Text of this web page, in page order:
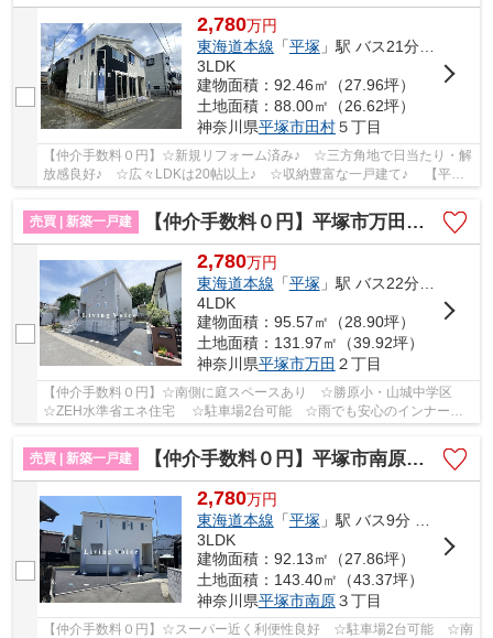
2,780万円
東海道本線 「平塚」駅 バス21分 「バス停」 停歩3分
3LDK
建物面積：92.46㎡（27.96坪）
土地面積：88.00㎡（26.62坪）
神奈川県平塚市田村５丁目
【仲介手数料０円】☆新規リフォーム済み♪ ☆三方角地で日当たり・解
放感良好♪ ☆広々LDKは20帖以上♪ ☆収納豊富な一戸建て♪ 【平塚
売買 | 新築一戸建
【仲介手数料０円】平塚市万田第8 新築一戸建て
2,780万円
東海道本線 「平塚 」駅 バス22分 「上万田（神奈川県）」 停歩5分
4LDK
建物面積：95.57㎡（28.90坪）
土地面積：131.97㎡（39.92坪）
神奈川県平塚市万田 ２丁目
【仲介手数料０円】☆南側に庭スペースあり ☆勝原小・山城中学区
☆ZEH水準省エネ住宅 ☆駐車場2台可能 ☆雨でも安心のインナーバ
売買 | 新築一戸建
【仲介手数料０円】平塚市南原第11 新築一戸建て
2,780万円
東海道本線 「平塚 」駅 バス9分 「南原」 停歩11分
3LDK
建物面積：92.13㎡（27.86坪）
土地面積：143.40㎡（43.37坪）
神奈川県平塚市南原３丁目
【仲介手数料０円】☆スーパー近く利便性良好 ☆駐車場2台可能 ☆南